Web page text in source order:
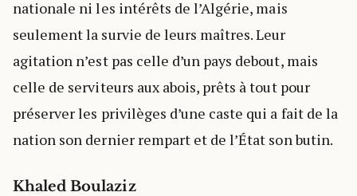
nationale ni les intérêts de l’Algérie, mais
seulement la survie de leurs maîtres. Leur
agitation n’est pas celle d’un pays debout, mais
celle de serviteurs aux abois, prêts à tout pour
préserver les privilèges d’une caste qui a fait de la
nation son dernier rempart et de l’État son butin.
Khaled Boulaziz